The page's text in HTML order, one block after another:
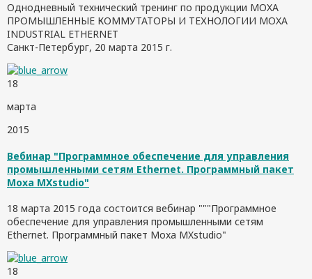
Однодневный технический тренинг по продукции MOXA
ПРОМЫШЛЕННЫЕ КОММУТАТОРЫ И ТЕХНОЛОГИИ MOXA
INDUSTRIAL ETHERNET
Санкт-Петербург, 20 марта 2015 г.
18
марта
2015
Вебинар "Программное обеспечение для управления
промышленными сетям Ethernet. Программный пакет
Moxa MXstudio"
18 марта 2015 года состоится вебинар """Программное
обеспечение для управления промышленными сетям
Ethernet. Программный пакет Moxa MXstudio"
18